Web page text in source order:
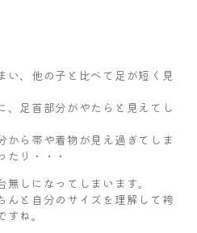
い、他の子と比べて足が短く見
、足首部分がやたらと見えてし
から帯や着物が見え過ぎてしま
たり・・・
しになってしまいます。
んと自分のサイズを理解して袴
ね。